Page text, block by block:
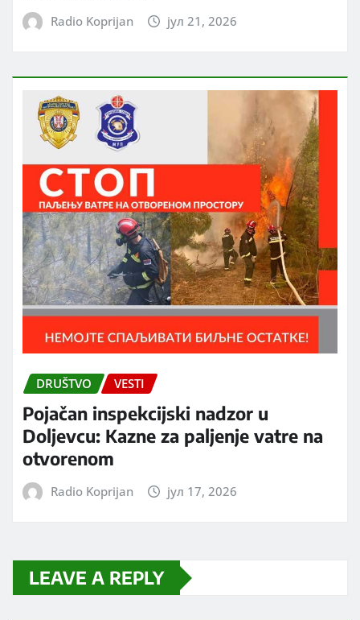
Radio Koprijan јул 21, 2026
DRUŠTVO VESTI
Pojačan inspekcijski nadzor u
Doljevcu: Kazne za paljenje vatre na
otvorenom
Radio Koprijan јул 17, 2026
LEAVE A REPLY